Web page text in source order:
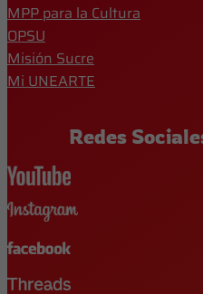
MPP para la Cultura
OPSU
Misión Sucre
Mi UNEARTE
Redes